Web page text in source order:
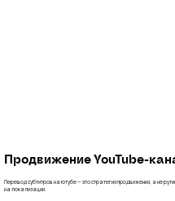
Продвижение YouTube-
Перевод субтитров на ютубе — это стратегия продвижения, а не
на локализации.